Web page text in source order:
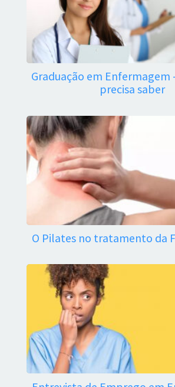
Graduação em Enfermagem
precisa saber
O Pilates no tratamento da